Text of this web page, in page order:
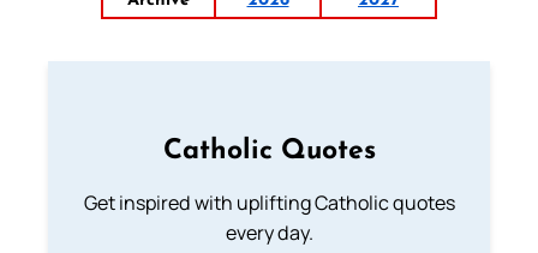
Catholic Quotes
Get inspired with uplifting Catholic quotes
every day.